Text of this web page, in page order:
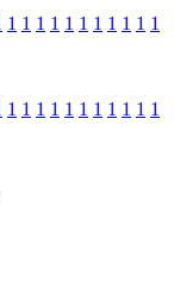
1 1 1 1 1 1 1 1 1 1 1
1 1 1 1 1 1 1 1 1 1 1